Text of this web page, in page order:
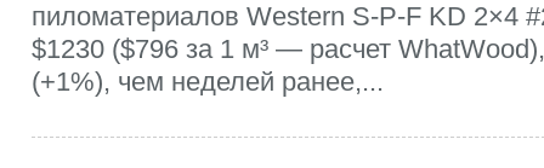
пиломатериалов Western S-P-F KD 2×4
$1230 ($796 за 1 м³ — расчет
(+1%), чем неделей ранее,...